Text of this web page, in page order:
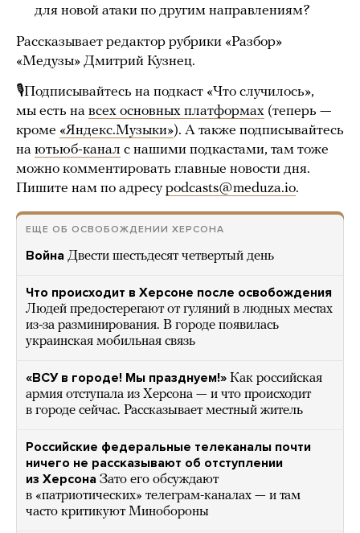
для новой атаки по другим направлениям?
Рассказывает редактор рубрики «Разбор»
«Медузы» Дмитрий Кузнец.
🎙Подписывайтесь на подкаст «Что случилось»,
мы есть на всех основных платформах (теперь —
кроме «Яндекс.Музыки»). А также подписывайтесь
на ютьюб-канал с нашими подкастами, там тоже
можно комментировать главные новости дня.
Пишите нам по адресуpodcasts@meduza.io.
ЕЩЕ ОБ ОСВОБОЖДЕНИИ ХЕРСОНА
Война Двести шестьдесят четвертый день
Что происходит в Херсоне после освобождения
Людей предостерегают от гуляний в людных местах
из-за разминирования. В городе появилась
украинская мобильная связь
«ВСУ в городе! Мы празднуем!» Как российская
армия отступала из Херсона — и что происходит
в городе сейчас. Рассказывает местный житель
Российские федеральные телеканалы почти
ничего не рассказывают об отступлении
из Херсона Зато его обсуждают
в «патриотических» телеграм-каналах — и там
часто критикуют Минобороны